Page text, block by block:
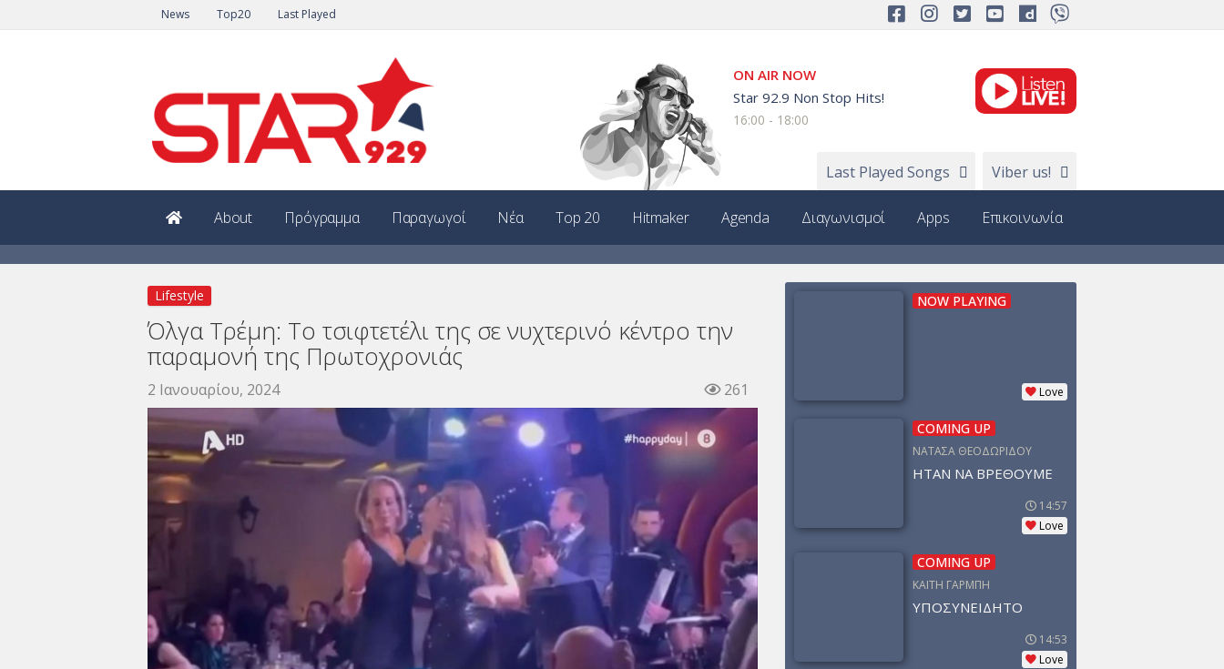
News Top20 Last Played
ON AIR NOW
Star 92.9 Non Stop Hits!
16:00 - 18:00
Last Played Songs Viber us!
About Πρόγραμμα Παραγωγοί Νέα Top 20 Hitmaker Agenda Διαγωνισμοί Apps Επικοινωνία
Lifestyle
Όλγα Τρέμη: Το τσιφτετέλι της σε νυχτερινό κέντρο την
παραμονή της Πρωτοχρονιάς
2 Ιανουαρίου, 2024 261
NOW PLAYING
Love
COMING UP
ΝΑΤΑΣΑ ΘΕΟΔΩΡΙΔΟΥ
ΗΤΑΝ ΝΑ ΒΡΕΘΟΥΜΕ
14:57
Love
COMING UP
ΚΑΙΤΗ ΓΑΡΜΠΗ
ΥΠΟΣΥΝΕΙΔΗΤΟ
14:53
Love